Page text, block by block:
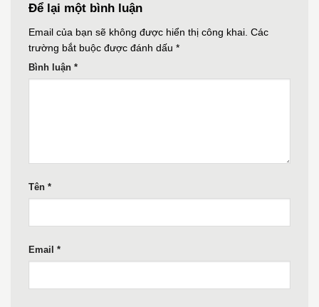
Để lại một bình luận
Email của bạn sẽ không được hiển thị công khai. Các
trường bắt buộc được đánh dấu *
Bình luận *
Tên *
Email *